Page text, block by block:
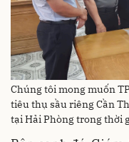
Chúng tôi mong muốn
tiêu thụ sầu riêng Cần
tại Hải Phòng trong thời